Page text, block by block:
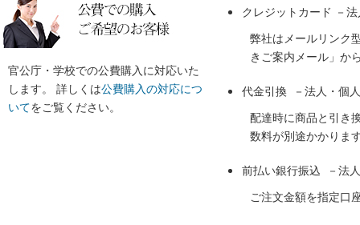
官公庁・学校での公費購入に対応いた
します。 詳しくは公費購入の対応につ
いてをご覧ください。
クレジットカード －
弊社はメールリンク
きご案内メール」か
代金引換 －法人・個
配達時に商品と引き
数料が別途かかりま
前払い銀行振込 －法
ご注文金額を指定口